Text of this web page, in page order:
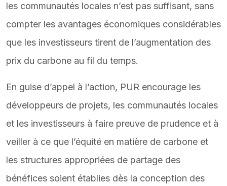
les communautés locales n’est pas suffisant, sans
compter les avantages économiques considérables
que les investisseurs tirent de l’augmentation des
prix du carbone au fil du temps.
En guise d’appel à l’action, PUR encourage les
développeurs de projets, les communautés locales
et les investisseurs à faire preuve de prudence et à
veiller à ce que l’équité en matière de carbone et
les structures appropriées de partage des
bénéfices soient établies dès la conception des